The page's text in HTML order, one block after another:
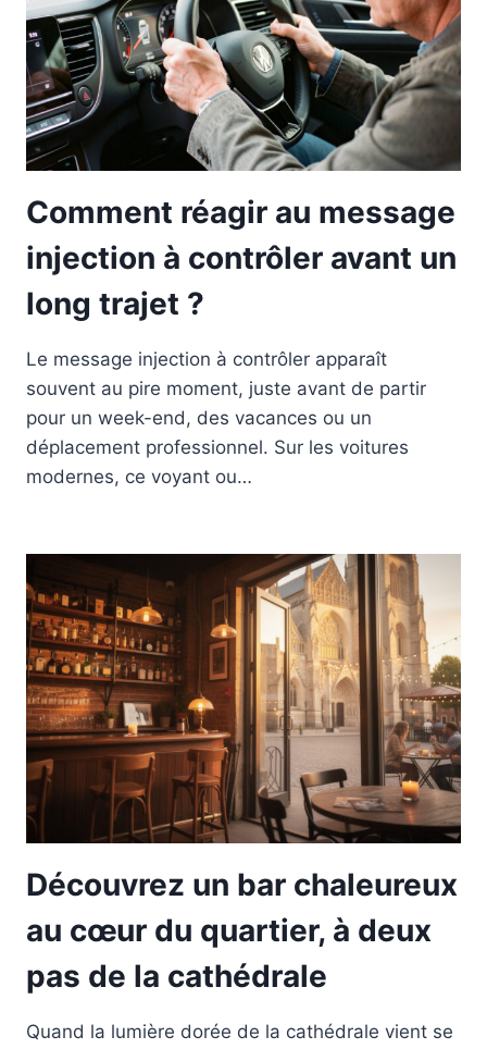
Comment réagir au message
injection à contrôler avant un
long trajet ?
Le message injection à contrôler apparaît
souvent au pire moment, juste avant de partir
pour un week-end, des vacances ou un
déplacement professionnel. Sur les voitures
modernes, ce voyant ou…
Découvrez un bar chaleureux
au cœur du quartier, à deux
pas de la cathédrale
Quand la lumière dorée de la cathédrale vient se